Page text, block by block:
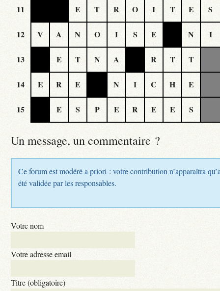
11 E T R O I T E S
12 V A N O I S E N I
13 E T N A R T T
14 E R E N I C H E
15 E S P E R E E S
Un message, un commentaire ?
Ce forum est modéré a priori : votre contribution n’apparaîtra
été validée par les responsables.
Votre nom
Votre adresse email
Titre (obligatoire)